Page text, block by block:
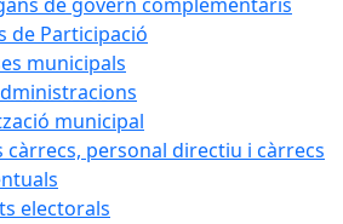
de Participació
municipals
municipal
càrrecs, personal directiu i càrrecs
electorals